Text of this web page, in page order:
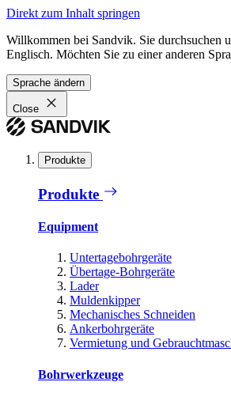
Direkt zum Inhalt springen
Willkommen bei Sandvik. Sie durchsuchen
Englisch. Möchten Sie zu einer anderen
Sprache ändern
Close
Produkte
Produkte
Equipment
Untertagebohrgeräte
Übertage-Bohrgeräte
Lader
Muldenkipper
Mechanisches Schneiden
Ankerbohrgeräte
Vermietung und
Bohrwerkzeuge